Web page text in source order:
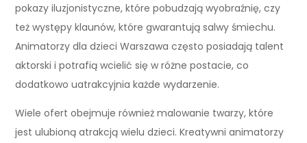
pokazy iluzjonistyczne, które pobudzają wyobraźnię, czy
też występy klaunów, które gwarantują salwy śmiechu.
Animatorzy dla dzieci Warszawa często posiadają talent
aktorski i potrafią wcielić się w różne postacie, co
dodatkowo uatrakcyjnia każde wydarzenie.
Wiele ofert obejmuje również malowanie twarzy, które
jest ulubioną atrakcją wielu dzieci. Kreatywni animatorzy